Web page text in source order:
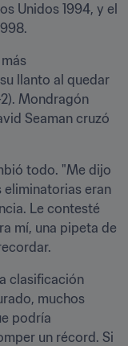
Unidos 1994, y el
llanto al quedar
Mondragón
Seaman cruzó
todo. "Me dijo
eliminatorias eran
Le contesté
mí, una pipeta de
clasificación
muchos
podría
un récord. Si